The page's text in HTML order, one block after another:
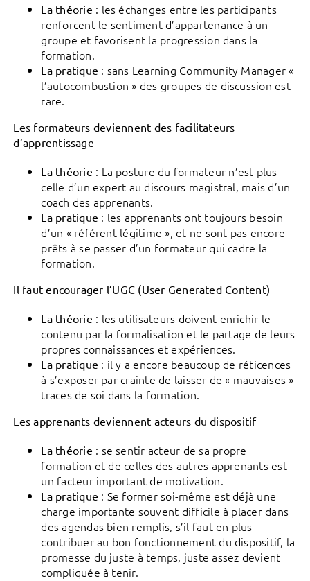
La théorie : les échanges entre les participants
renforcent le sentiment d’appartenance à un
groupe et favorisent la progression dans la
formation.
La pratique : sans Learning Community Manager «
l’autocombustion » des groupes de discussion est
rare.
Les formateurs deviennent des facilitateurs
d’apprentissage
La théorie : La posture du formateur n’est plus
celle d’un expert au discours magistral, mais d’un
coach des apprenants.
La pratique : les apprenants ont toujours besoin
d’un « référent légitime », et ne sont pas encore
prêts à se passer d’un formateur qui cadre la
formation.
Il faut encourager l’UGC (User Generated Content)
La théorie : les utilisateurs doivent enrichir le
contenu par la formalisation et le partage de leurs
propres connaissances et expériences.
La pratique : il y a encore beaucoup de réticences
à s’exposer par crainte de laisser de « mauvaises »
traces de soi dans la formation.
Les apprenants deviennent acteurs du dispositif
La théorie : se sentir acteur de sa propre
formation et de celles des autres apprenants est
un facteur important de motivation.
La pratique : Se former soi-même est déjà une
charge importante souvent difficile à placer dans
des agendas bien remplis, s’il faut en plus
contribuer au bon fonctionnement du dispositif, la
promesse du juste à temps, juste assez devient
compliquée à tenir.